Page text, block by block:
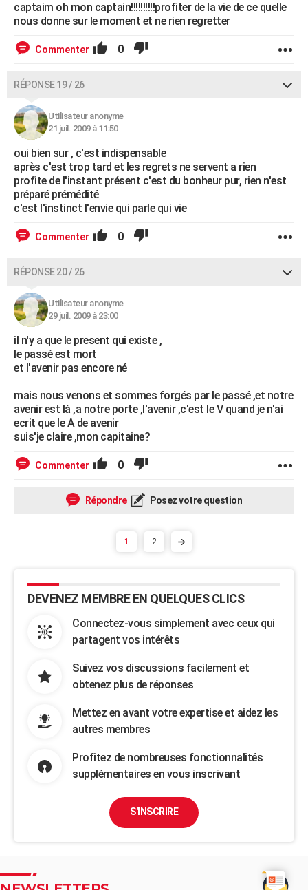
captaim oh mon captain!!!!!!!!!!profiter de la vie de ce quelle
nous donne sur le moment et ne rien regretter
Commenter 0
RÉPONSE 19 / 26
Utilisateur anonyme
21 juil. 2009 à 11:50
oui bien sur , c'est indispensable
après c'est trop tard et les regrets ne servent a rien
profite de l'instant présent c'est du bonheur pur, rien n'est
préparé prémédité
c'est l'instinct l'envie qui parle qui vie
Commenter 0
RÉPONSE 20 / 26
Utilisateur anonyme
29 juil. 2009 à 23:00
il n'y a que le present qui existe ,
le passé est mort
et l'avenir pas encore né
mais nous venons et sommes forgés par le passé ,et notre
avenir est là ,a notre porte ,l'avenir ,c'est le V quand je n'ai
ecrit que le A de avenir
suis'je claire ,mon capitaine?
Commenter 0
Répondre Posez votre question
1 2
DEVENEZ MEMBRE EN QUELQUES CLICS
Connectez-vous simplement avec ceux qui
partagent vos intérêts
Suivez vos discussions facilement et
obtenez plus de réponses
Mettez en avant votre expertise et aidez les
autres membres
Profitez de nombreuses fonctionnalités
supplémentaires en vous inscrivant
S'INSCRIRE